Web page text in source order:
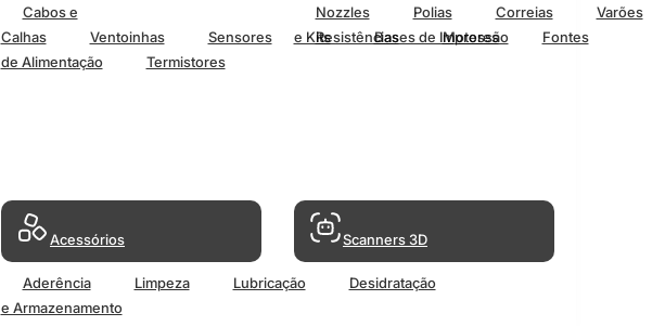
Cabos e
Calhas
Ventoinhas Sensores Resistências Motores
Fontes
de Alimentação
Termistores
Nozzles Polias Correias
Varões
e Kits
Bases de Impressão
Acessórios
Aderência Limpeza Lubricação
Desidratação
e Armazenamento
Scanners 3D